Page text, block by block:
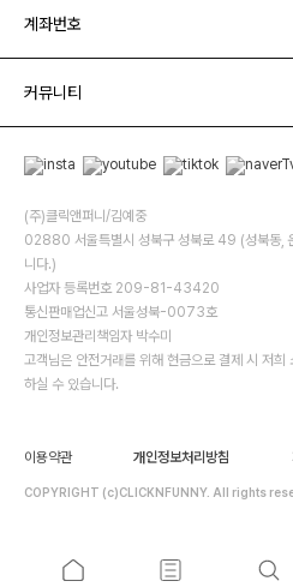
계좌번호
커뮤니티
(주)클릭앤퍼니/김예중
02880 서울특별시 성북구 성북로 49 (성북동,
니다.)
사업자 등록번호 209-81-43420
통신판매업신고 서울성북-0073호
개인정보관리책임자 박수미
고객님은 안전거래를 위해 현금으로 결제 시 저
하실 수 있습니다.
이용약관 개인정보처리방침
COPYRIGHT (c)CLICKNFUNNY. All rights